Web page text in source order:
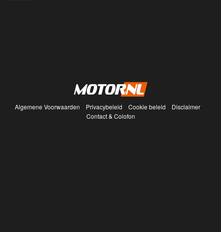
Algemene Voorwaarden Privacybeleid Cookie beleid
Disclaimer
Contact & Colofon